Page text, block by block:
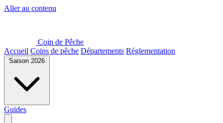
Aller au contenu
Coin de Pêche
Accueil Coins de pêche Départements Réglementation
Saison 2026
Guides